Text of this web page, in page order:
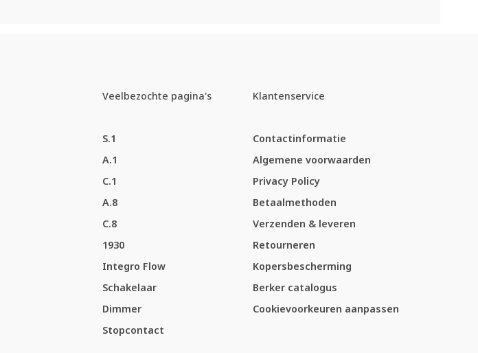
Veelbezochte pagina's
S.1
A.1
C.1
A.8
C.8
1930
Integro Flow
Schakelaar
Dimmer
Stopcontact
Klantenservice
Contactinformatie
Algemene voorwaarden
Privacy Policy
Betaalmethoden
Verzenden & leveren
Retourneren
Kopersbescherming
Berker catalogus
Cookievoorkeuren aanpassen